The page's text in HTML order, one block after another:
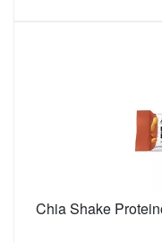
Chia Shake